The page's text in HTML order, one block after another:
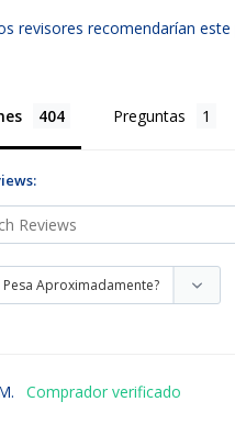
revisores recomendarían
Preguntas